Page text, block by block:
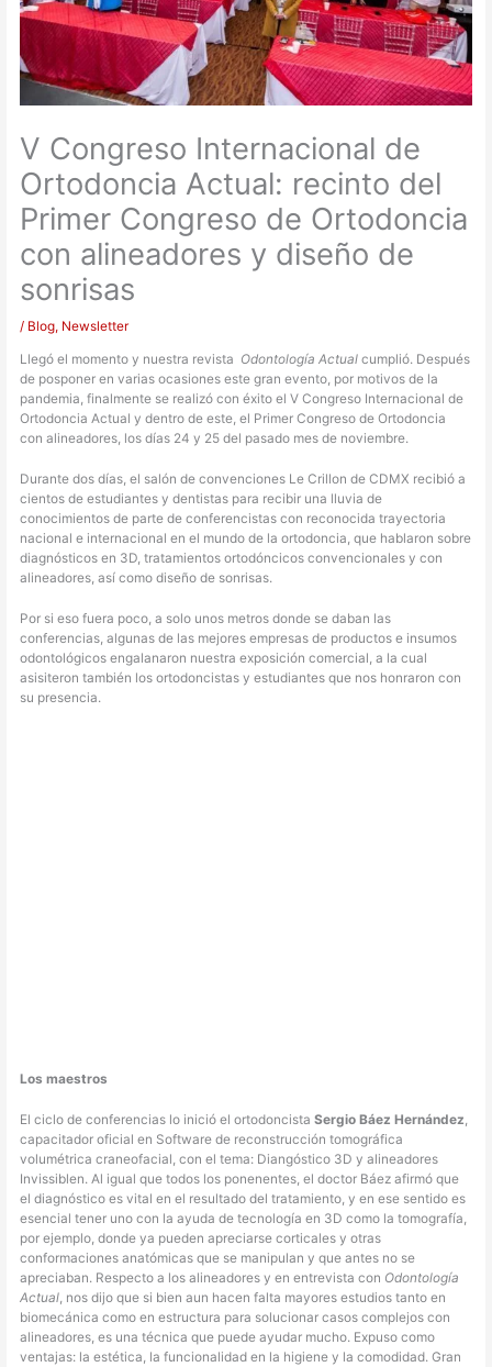
V Congreso Internacional de
Ortodoncia Actual: recinto del
Primer Congreso de Ortodoncia
con alineadores y diseño de
sonrisas
/ Blog, Newsletter
Llegó el momento y nuestra revista Odontología Actual cumplió. Después
de posponer en varias ocasiones este gran evento, por motivos de la
pandemia, finalmente se realizó con éxito el V Congreso Internacional de
Ortodoncia Actual y dentro de este, el Primer Congreso de Ortodoncia
con alineadores, los días 24 y 25 del pasado mes de noviembre.
Durante dos días, el salón de convenciones Le Crillon de CDMX recibió a
cientos de estudiantes y dentistas para recibir una lluvia de
conocimientos de parte de conferencistas con reconocida trayectoria
nacional e internacional en el mundo de la ortodoncia, que hablaron sobre
diagnósticos en 3D, tratamientos ortodóncicos convencionales y con
alineadores, así como diseño de sonrisas.
Por si eso fuera poco, a solo unos metros donde se daban las
conferencias, algunas de las mejores empresas de productos e insumos
odontológicos engalanaron nuestra exposición comercial, a la cual
asisiteron también los ortodoncistas y estudiantes que nos honraron con
su presencia.
Los maestros
El ciclo de conferencias lo inició el ortodoncistaSergio Báez Hernández,
capacitador oficial en Software de reconstrucción tomográfica
volumétrica craneofacial, con el tema: Diangóstico 3D y alineadores
Invissiblen. Al igual que todos los ponenentes, el doctor Báez afirmó que
el diagnóstico es vital en el resultado del tratamiento, y en ese sentido es
esencial tener uno con la ayuda de tecnología en 3D como la tomografía,
por ejemplo, donde ya pueden apreciarse corticales y otras
conformaciones anatómicas que se manipulan y que antes no se
apreciaban. Respecto a los alineadores y en entrevista con Odontología
Actual, nos dijo que si bien aun hacen falta mayores estudios tanto en
biomecánica como en estructura para solucionar casos complejos con
alineadores, es una técnica que puede ayudar mucho. Expuso como
ventajas: la estética, la funcionalidad en la higiene y la comodidad. Gran